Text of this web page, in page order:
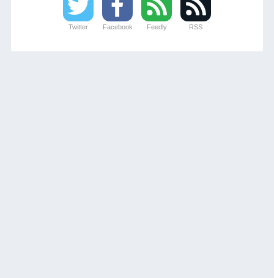
Twitter Facebook Feedly RSS